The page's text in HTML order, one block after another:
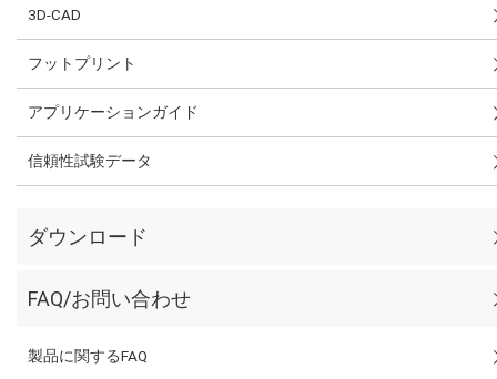
3D-CAD
フットプリント
アプリケーションガイド
信頼性試験データ
ダウンロード
FAQ/お問い合わせ
製品に関するFAQ